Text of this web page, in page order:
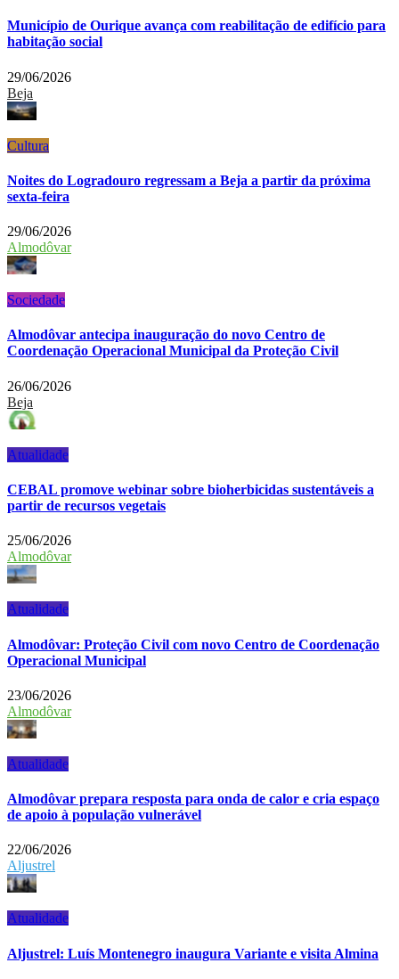
Município de Ourique avança com reabilitação de edifício para
habitação social
29/06/2026
Beja
Cultura
Noites do Logradouro regressam a Beja a partir da próxima
sexta-feira
29/06/2026
Almodôvar
Sociedade
Almodôvar antecipa inauguração do novo Centro de
Coordenação Operacional Municipal da Proteção Civil
26/06/2026
Beja
Atualidade
CEBAL promove webinar sobre bioherbicidas sustentáveis a
partir de recursos vegetais
25/06/2026
Almodôvar
Atualidade
Almodôvar: Proteção Civil com novo Centro de Coordenação
Operacional Municipal
23/06/2026
Almodôvar
Atualidade
Almodôvar prepara resposta para onda de calor e cria espaço
de apoio à população vulnerável
22/06/2026
Aljustrel
Atualidade
Aljustrel: Luís Montenegro inaugura Variante e visita Almina